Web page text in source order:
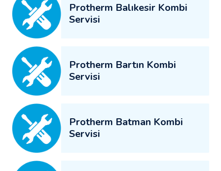
Protherm Balıkesir Kombi
Servisi
Protherm Bartın Kombi
Servisi
Protherm Batman Kombi
Servisi